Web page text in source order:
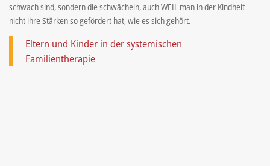
schwach sind, sondern die schwächeln, auch WEIL man in der Kindheit
nicht ihre Stärken so gefördert hat, wie es sich gehört.
Eltern und Kinder in der systemischen
Familientherapie